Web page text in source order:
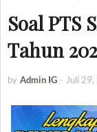
Soal PTS
Tahun
by Admin IG - Juli